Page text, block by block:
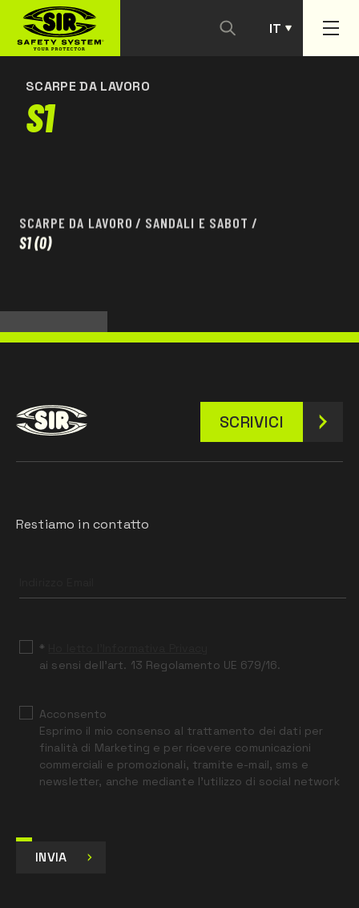
IT
PT
SCARPE DA LAVORO
S1
SCARPE DA LAVORO / SANDALI E SABOT /
S1(0)
SCRIVICI
Restiamo in contatto
field
*
ai sensi dell’art. 13 Regolamento UE 679/16.
Acconsento
Esprimo il mio consenso al trattamento dei dati per
finalità di Marketing e per ricevere comunicazioni
commerciali e promozionali, tramite e-mail, sms e
newsletter, anche mediante l’utilizzo di social network
INVIA
CONTATTACI